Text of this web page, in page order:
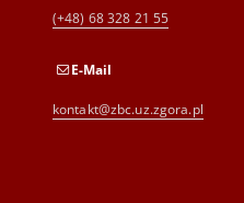
(+48) 68 328 21 55
E-Mail
kontakt@zbc.uz.zgora.pl